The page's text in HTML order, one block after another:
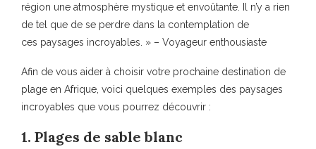
région une atmosphère mystique et envoûtante. Il n’y a rien
de tel que de se perdre dans la contemplation de
ces paysages incroyables. » – Voyageur enthousiaste
Afin de vous aider à choisir votre prochaine destination de
plage en Afrique, voici quelques exemples des paysages
incroyables que vous pourrez découvrir :
1. Plages de sable blanc